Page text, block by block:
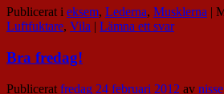
Publicerat i eksem, Lederna, Musklerna |
Luftfuktare, Vila | Lämna ett svar
Bra fredag!
Publicerat fredag 24 februari 2012 av nisse